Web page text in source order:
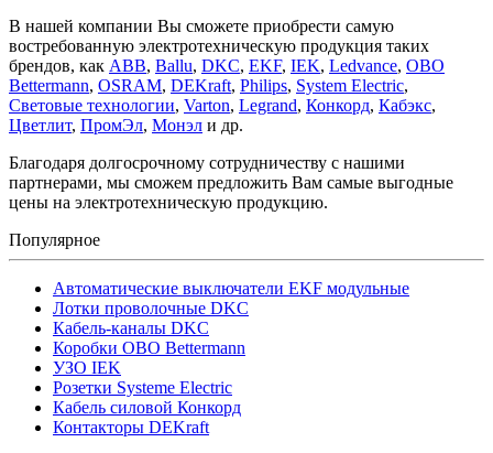
В нашей компании Вы сможете приобрести самую
востребованную электротехническую продукция таких
брендов, как ABB, Ballu, DKC, EKF, IEK, Ledvance, OBO
Bettermann, OSRAM, DEKraft, Philips, System Electric,
Световые технологии, Varton, Legrand, Конкорд, Кабэкс,
Цветлит, ПромЭл, Монэл и др.
Благодаря долгосрочному сотрудничеству с нашими
партнерами, мы сможем предложить Вам самые выгодные
цены на электротехническую продукцию.
Популярное
Автоматические выключатели EKF модульные
Лотки проволочные DKC
Кабель-каналы DKC
Коробки OBO Bettermann
УЗО IEK
Розетки Systeme Electric
Кабель силовой Конкорд
Контакторы DEKraft